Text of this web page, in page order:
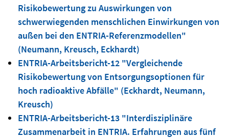
Risikobewertung zu Auswirkungen von
schwerwiegenden menschlichen Einwirkungen von
außen bei den ENTRIA-Referenzmodellen"
(Neumann, Kreusch, Eckhardt)
ENTRIA-Arbeitsbericht-12 "Vergleichende
Risikobewertung von Entsorgungsoptionen für
hoch radioaktive Abfälle" (Eckhardt, Neumann,
Kreusch)
ENTRIA-Arbeitsbericht-13 "Interdisziplinäre
Zusammenarbeit in ENTRIA. Erfahrungen aus fünf